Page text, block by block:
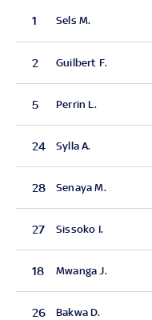
1 Sels M.
2 Guilbert F.
5 Perrin L.
24 Sylla A.
28 Senaya M.
27 Sissoko I.
18 Mwanga J.
26 Bakwa D.